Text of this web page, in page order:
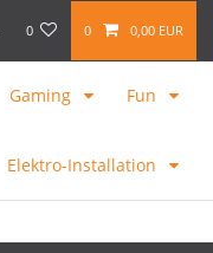
0 0 0,00 EUR
Gaming Fun
Elektro-Installation